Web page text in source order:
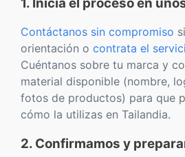
Contáctanos sin compromiso
orientación o contrata el
Cuéntanos sobre tu marca y
material disponible (nombre,
fotos de productos) para que
cómo la utilizas en Tailandia.
2. Confirmamos y